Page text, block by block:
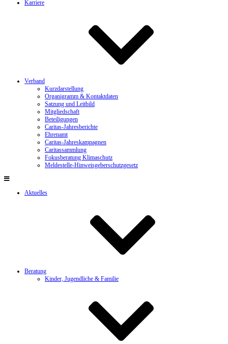
Karriere
Verband
Kurzdarstellung
Organigramm & Kontaktdaten
Satzung und Leitbild
Mitgliedschaft
Beteiligungen
Caritas-Jahresberichte
Ehrenamt
Caritas-Jahreskampagnen
Caritassammlung
Fokusberatung Klimaschutz
Meldestelle-Hinweisgeberschutzgesetz
Aktuelles
Beratung
Kinder, Jugendliche & Familie